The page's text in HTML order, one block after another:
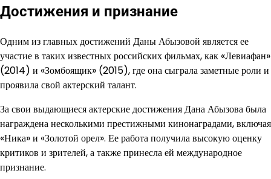
Достижения и признание
Одним из главных достижений Даны Абызовой является ее
участие в таких известных российских фильмах, как «Левиафан»
(2014) и «Зомбоящик» (2015), где она сыграла заметные роли и
проявила свой актерский талант.
За свои выдающиеся актерские достижения Дана Абызова была
награждена несколькими престижными кинонаградами, включая
«Ника» и «Золотой орел». Ее работа получила высокую оценку
критиков и зрителей, а также принесла ей международное
признание.